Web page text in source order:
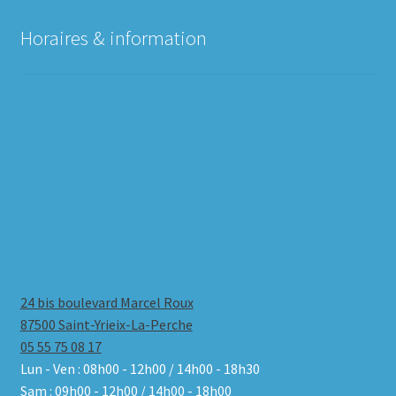
Horaires & information
24 bis boulevard Marcel Roux
87500 Saint-Yrieix-La-Perche
05 55 75 08 17
Lun - Ven : 08h00 - 12h00 / 14h00 - 18h30
Sam : 09h00 - 12h00 / 14h00 - 18h00